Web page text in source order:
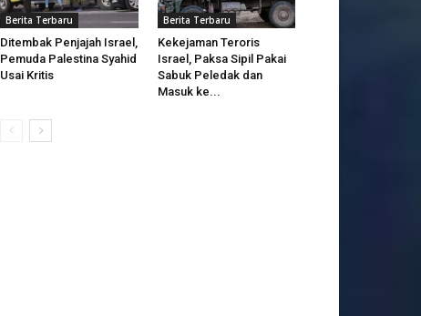
Berita Terbaru
Ditembak Penjajah Israel,
Pemuda Palestina Syahid
Usai Kritis
Berita Terbaru
Kekejaman Teroris
Israel, Paksa Sipil Pakai
Sabuk Peledak dan
Masuk ke...